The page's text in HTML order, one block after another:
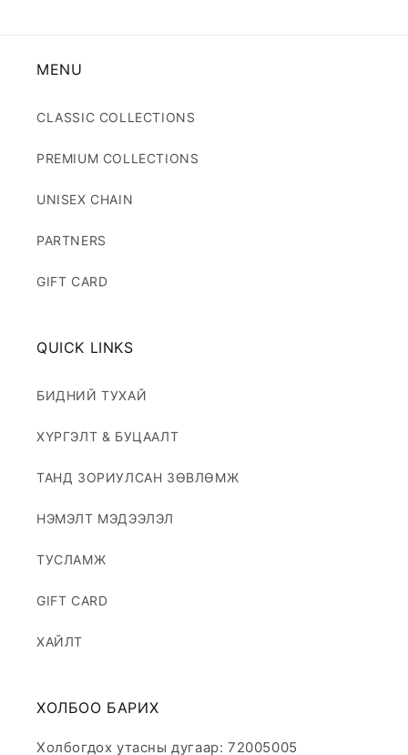
MENU
CLASSIC COLLECTIONS
PREMIUM COLLECTIONS
UNISEX CHAIN
PARTNERS
GIFT CARD
QUICK LINKS
БИДНИЙ ТУХАЙ
ХҮРГЭЛТ & БУЦААЛТ
ТАНД ЗОРИУЛСАН ЗӨВЛӨМЖ
НЭМЭЛТ МЭДЭЭЛЭЛ
ТУСЛАМЖ
GIFT CARD
ХАЙЛТ
ХОЛБОО БАРИХ
Холбогдох утасны дугаар: 72005005